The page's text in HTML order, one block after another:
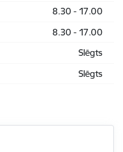
8.30 - 17.00
8.30 - 17.00
Slēgts
Slēgts